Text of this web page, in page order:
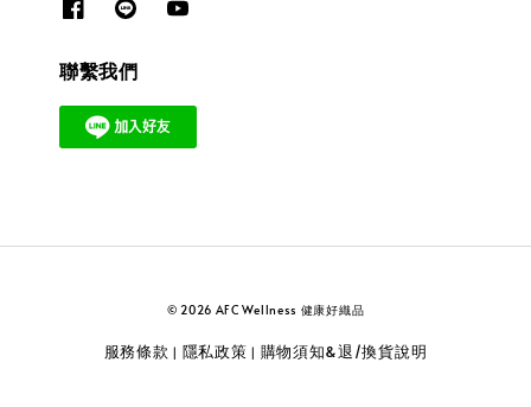
聯繫我們
© 2026 AFC Wellness 健康好織品
服務條款 | 隱私政策 | 購物須知&退/換貨說明